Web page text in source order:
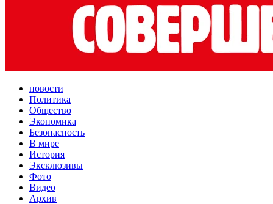
новости
Политика
Общество
Экономика
Безопасность
В мире
История
Эксклюзивы
Фото
Видео
Архив